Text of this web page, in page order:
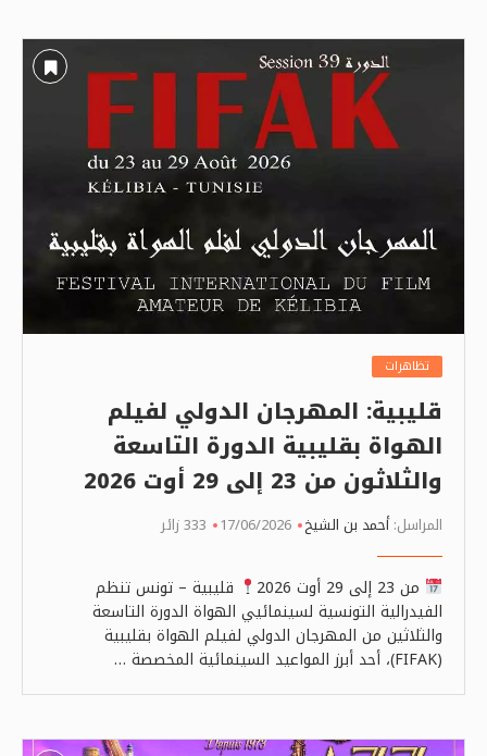
تظاهرات
قليبية: المهرجان الدولي لفيلم
الهواة بقليبية الدورة التاسعة
والثلاثون من 23 إلى 29 أوت 2026
المراسل:أحمد بن الشيخ 17/06/2026 333 زائر
من 23 إلى 29 أوت 2026
قليبية – تونس تنظم
الفيدرالية التونسية لسينمائيي الهواة الدورة التاسعة
والثلاثين من المهرجان الدولي لفيلم الهواة بقليبية
(FIFAK)، أحد أبرز المواعيد السينمائية المخصصة …